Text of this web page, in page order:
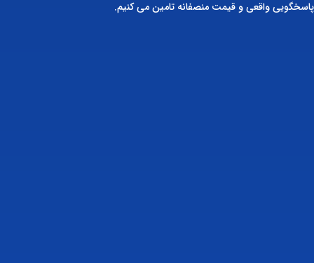
پاسخگویی واقعی و قیمت منصفانه تامین می کنیم.